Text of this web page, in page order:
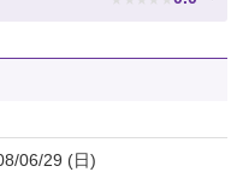
06/29 (日)